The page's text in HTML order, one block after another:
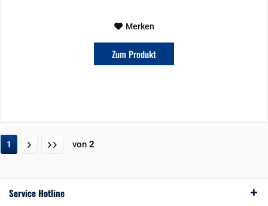
Merken
Zum Produkt
1 von 2
Service Hotline